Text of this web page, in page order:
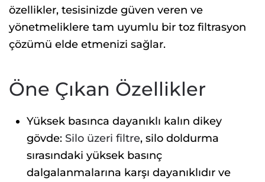
özellikler, tesisinizde güven veren ve
yönetmeliklere tam uyumlu bir toz filtrasyon
çözümü elde etmenizi sağlar.
Öne Çıkan Özellikler
Yüksek basınca dayanıklı kalın dikey
gövde: Silo üzeri filtre, silo doldurma
sırasındaki yüksek basınç
dalgalanmalarına karşı dayanıklıdır ve